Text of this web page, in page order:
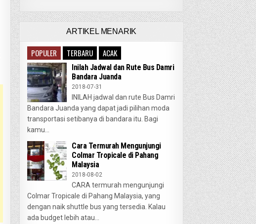
ARTIKEL MENARIK
POPULER TERBARU ACAK
Inilah Jadwal dan Rute Bus Damri
Bandara Juanda
2018-07-31
INILAH jadwal dan rute Bus Damri
Bandara Juanda yang dapat jadi pilihan moda
transportasi setibanya di bandara itu. Bagi
kamu...
Cara Termurah Mengunjungi
Colmar Tropicale di Pahang
Malaysia
2018-08-02
CARA termurah mengunjungi
Colmar Tropicale di Pahang Malaysia, yang
dengan naik shuttle bus yang tersedia. Kalau
ada budget lebih atau...